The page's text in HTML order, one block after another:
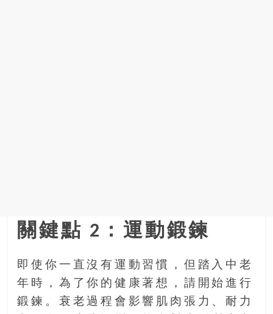
關鍵點 2：運動鍛鍊
即使你一直沒有運動習慣，但踏入中老
年時，為了你的健康著想，請開始進行
鍛鍊。衰老過程會影響肌肉張力、耐力